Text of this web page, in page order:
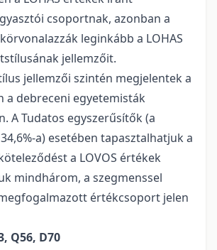
csoportnak, azon­ban a
leginkább a LOHAS
jellemzőit.
jellemzői szintén meg­jelentek a
a debreceni egye­temisták
A Tudatos egysze­rűsítők (a
a) esetében tapasztalhatjuk a
a LOVOS értékek
mindhárom, a szegmenssel
értékcsoport jelen
Q56, D70